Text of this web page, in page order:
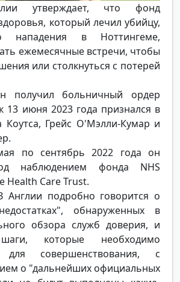
утверждает, что фонд
который лечил убийцу,
нападения в Ноттингеме,
ежемесячные встречи, чтобы
или столкнуться с потерей
получил больничный ордер
13 июня 2023 года признался в
Коутса, Грейс О'Мэлли-Кумар и
по сентябрь 2022 года он
наблюдением фонда NHS
Health Care Trust.
Англии подробно говорится о
обнаруженных в
обзора служб доверия, и
которые необходимо
для совершенствования, с
о "дальнейших официальных